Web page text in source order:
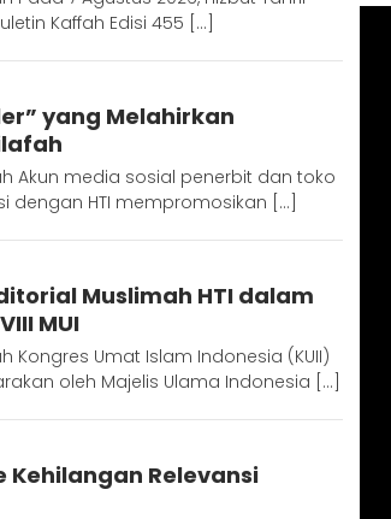
Kaffah Edisi 455 […]
yang Melahirkan
Akun media sosial penerbit dan toko
dengan HTI mempromosikan […]
Muslimah HTI dalam
MUI
Kongres Umat Islam Indonesia (KUII)
oleh Majelis Ulama Indonesia […]
Kehilangan Relevansi